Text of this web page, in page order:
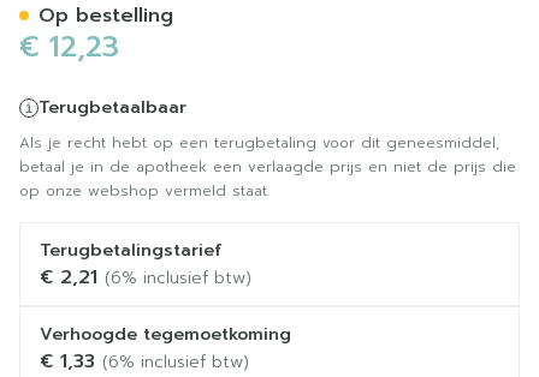
€ 12,23
Terugbetaalbaar
Als je recht hebt op een terugbetaling voor dit geneesmiddel,
betaal je in de apotheek een verlaagde prijs en niet de prijs die
op onze webshop vermeld staat.
Terugbetalingstarief
€ 2,21 (6% inclusief btw)
Verhoogde tegemoetkoming
€ 1,33 (6% inclusief btw)
Op bestelling